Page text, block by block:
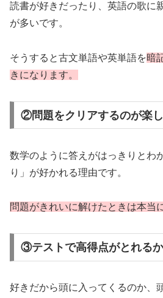
読書が好きだったり、英語の歌に
が多いです。
そうすると古文単語や英単語を暗
きになります。
②問題をクリアするのが楽し
数学のように答えがはっきりとわ
り」が好かれる理由です。
問題がきれいに解けたときは本当
③テストで高得点がとれる
好きだから頭に入ってくるのか、